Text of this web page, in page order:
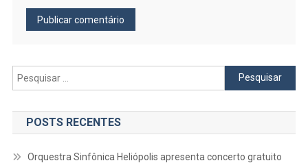
Pesquisar
por:
POSTS RECENTES
Orquestra Sinfônica Heliópolis apresenta concerto gratuito